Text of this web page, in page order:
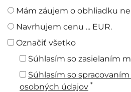
Mám záujem o obhliadku
Navrhujem cenu ... EUR.
Označiť všetko
Súhlasím so zasielaním
Súhlasím so
osobných údajov *